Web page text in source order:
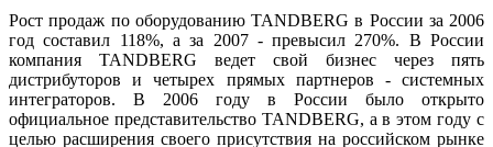
Рост продаж по оборудованию TANDBERG в России за 2006
год составил 118%, а за 2007 - превысил 270%. В России
компания TANDBERG ведет свой бизнес через пять
дистрибуторов и четырех прямых партнеров - системных
интеграторов. В 2006 году в России было открыто
официальное представительство TANDBERG, а в этом году с
целью расширения своего присутствия на российском рынке